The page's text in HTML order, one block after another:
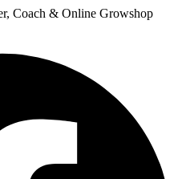
Coach & Online Growshop